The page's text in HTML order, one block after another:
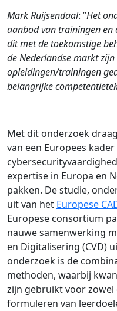
Mark Ruijsendaal: ”Het
aanbod van trainingen
dit met de toekomstige
de Nederlandse markt
opleidingen/trainingen
belangrijke
Met dit onderzoek
van een Europees
expertise in Europa en
pakken. De studie,
uit van het Europese
Europese consortium
nauwe samenwerking
en Digitalisering (CVD)
onderzoek is de
methoden, waarbij
zijn gebruikt voor zowel
formuleren van